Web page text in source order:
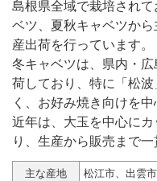
島根県全域で栽培され
ベツ、夏秋キャベツか
産出荷を行っています。
冬キャベツは、県内・
荷しており、特に「松
く、お好み焼き向けを
近年は、大玉を中心に
り、生産から販売まで
主な産地 松江市、出雲